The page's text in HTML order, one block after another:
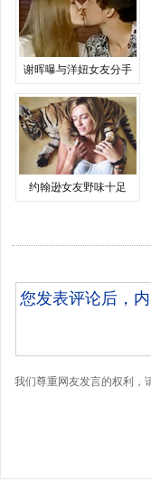
谢晖曝与洋妞女友分手
约翰逊女友野味十足
我们尊重网友发言的权利，